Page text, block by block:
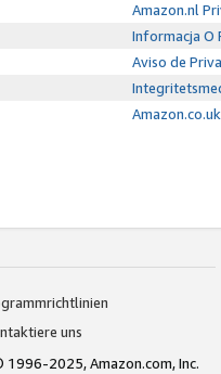
Amazon.nl
Informacja O
Aviso de
uns
1996-2025, Amazon.com, Inc.